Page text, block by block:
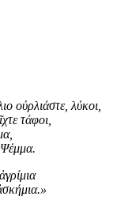
οὐρλιάστε, λύκοι,
τάφοι,
.»